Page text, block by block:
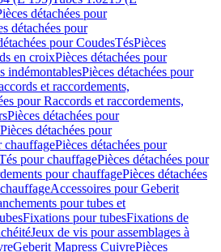
détachées pour
détachées pour
pour CoudesTésPièces
en croixPièces détachées pour
indémontablesPièces détachées pour
et raccordements,
pour Raccords et raccordements,
Pièces détachées pour
Pièces détachées pour
chauffagePièces détachées pour
pour chauffagePièces détachées pour
pour chauffagePièces détachées
Accessoires pour Geberit
pour tubes et
Fixations pour tubesFixations de
Jeux de vis pour assemblages à
Geberit Mapress CuivrePièces